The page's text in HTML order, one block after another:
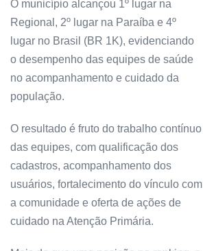
O município alcançou 1º lugar na
Regional, 2º lugar na Paraíba e 4º
lugar no Brasil (BR 1K), evidenciando
o desempenho das equipes de saúde
no acompanhamento e cuidado da
população.
O resultado é fruto do trabalho contínuo
das equipes, com qualificação dos
cadastros, acompanhamento dos
usuários, fortalecimento do vínculo com
a comunidade e oferta de ações de
cuidado na Atenção Primária.